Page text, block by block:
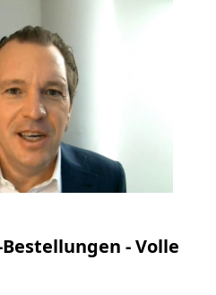
- Volle
2006
2005
2004
2003
2002
2000